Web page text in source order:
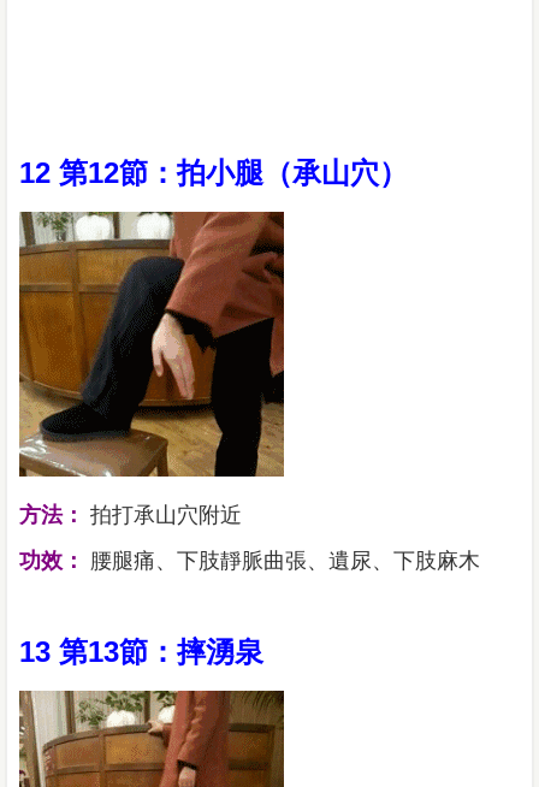
12 第12節：拍小腿（承山穴）
方法： 拍打承山穴附近
功效：
腰腿痛、下肢靜脈曲張、遺尿、下肢麻木
13 第13節：摔湧泉